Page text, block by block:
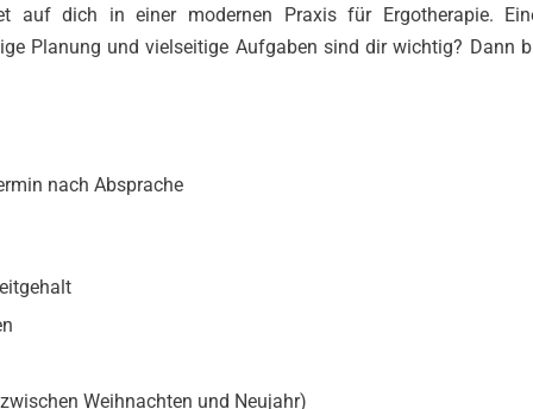
auf dich in einer modernen Praxis für Ergotherapie.
Planung und vielseitige Aufgaben sind dir wichtig? Dann
nach Absprache
Weihnachten und Neujahr)